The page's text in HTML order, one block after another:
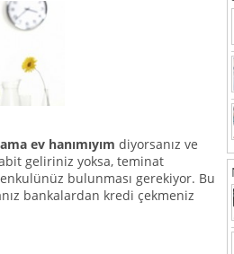
ev hanımıyım diyorsanız ve
geliriniz yoksa, teminat
bulunması gerekiyor. Bu
bankalardan kredi çekmeniz